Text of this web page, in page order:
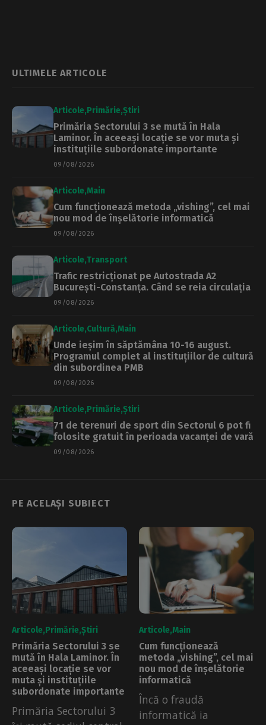
ULTIMELE ARTICOLE
Articole Primărie Știri
Primăria Sectorului 3 se mută în Hala
Laminor. În aceeași locație se vor muta și
instituțiile subordonate importante
09/08/2026
Articole Main
Cum funcționează metoda „vishing”, cel mai
nou mod de înșelătorie informatică
09/08/2026
Articole Transport
Trafic restricționat pe Autostrada A2
București-Constanța. Când se reia circulația
09/08/2026
Articole Cultură Main
Unde ieșim în săptămâna 10-16 august.
Programul complet al instituțiilor de cultură
din subordinea PMB
09/08/2026
Articole Primărie Știri
71 de terenuri de sport din Sectorul 6 pot fi
folosite gratuit în perioada vacanței de vară
09/08/2026
PE ACELAȘI SUBIECT
Articole Primărie Știri
Primăria Sectorului 3 se
mută în Hala Laminor. În
aceeași locație se vor
muta și instituțiile
subordonate importante
Primăria Sectorului 3
Articole Main
Cum funcționează
metoda „vishing”, cel mai
nou mod de înșelătorie
informatică
Încă o fraudă
informatică ia